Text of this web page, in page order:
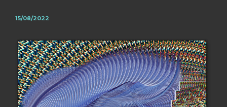
15/08/2022